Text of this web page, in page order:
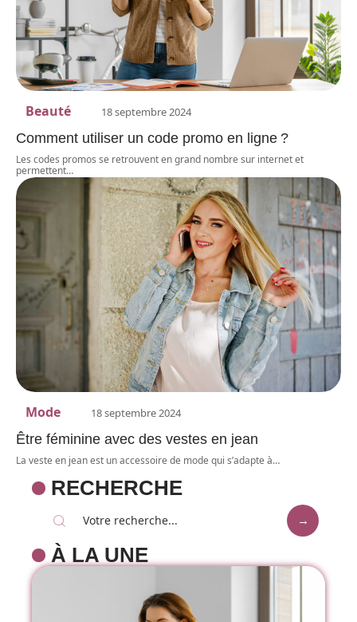
Beauté 18 septembre 2024
Comment utiliser un code promo en ligne ?
Les codes promos se retrouvent en grand nombre sur internet et
permettent…
Mode 18 septembre 2024
Être féminine avec des vestes en jean
La veste en jean est un accessoire de mode qui s’adapte à…
RECHERCHE
À LA UNE